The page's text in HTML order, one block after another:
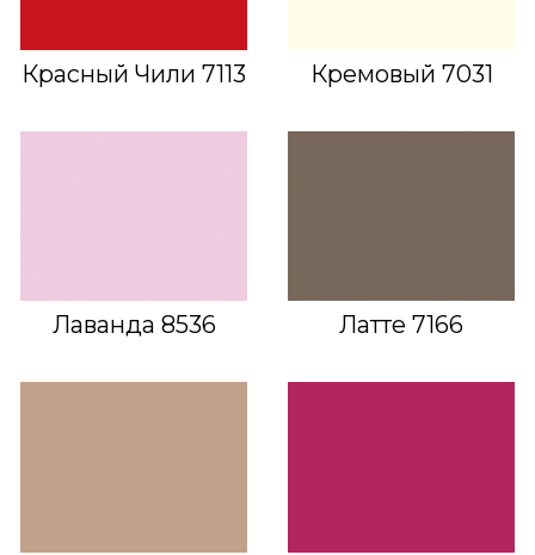
Красный Чили 7113 Кремовый 7031
Лаванда 8536 Латте 7166